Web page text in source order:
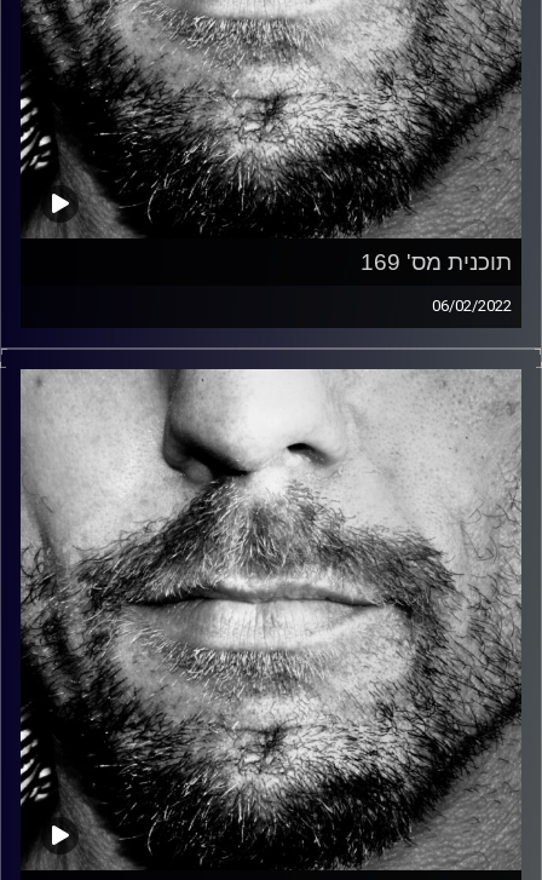
תוכנית מס' 169
06/02/2022
זיפים, מוזיקה מחוספסת של הופעות חיות. הרבה ג'אם, רוק,
בלוז, bluegrass, ג'אז, Fאנק, פרוגרסיב ואפילו אלקטרוניקה.
כל מה שחי, אמיתי ונושם.
עם שמוליק רגב.
קרדיט תמונות: David Goehring